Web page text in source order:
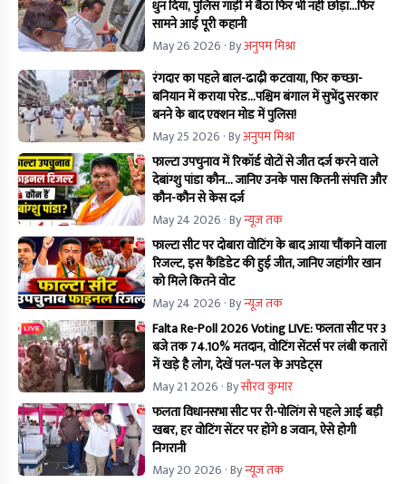
धुन दिया, पुलिस गाड़ी में बैठा फिर भी नहीं छोड़ा...फिर
सामने आई पूरी कहानी
May 26 2026 · Byअनुपम मिश्रा
रंगदार का पहले बाल-ढाढ़ी कटवाया, फिर कच्छा-
बनियान में कराया परेड...पश्चिम बंगाल में सुभेंदु सरकार
बनने के बाद एक्शन मोड में पुलिस!
May 25 2026 · Byअनुपम मिश्रा
फाल्टा उपचुनाव में रिकॉर्ड वोटों से जीत दर्ज करने वाले
देबांग्शु पांडा कौन… जानिए उनके पास कितनी संपत्ति और
कौन-कौन से केस दर्ज
May 24 2026 · Byन्यूज तक
फाल्टा सीट पर दोबारा वोटिंग के बाद आया चौंकाने वाला
रिजल्ट, इस कैंडिडेट की हुई जीत, जानिए जहांगीर खान
को मिले कितने वोट
May 24 2026 · Byन्यूज तक
Falta Re-Poll 2026 Voting LIVE: फलता सीट पर 3
बजे तक 74.10% मतदान, वोटिंग सेंटर्स पर लंबी कतारों
में खड़े है लोग, देखें पल-पल के अपडेट्स
May 21 2026 · Byसौरव कुमार
फलता विधानसभा सीट पर री-पोलिंग से पहले आई बड़ी
खबर, हर वोटिंग सेंटर पर होंगे 8 जवान, ऐसे होगी
निगरानी
May 20 2026 · Byन्यूज तक